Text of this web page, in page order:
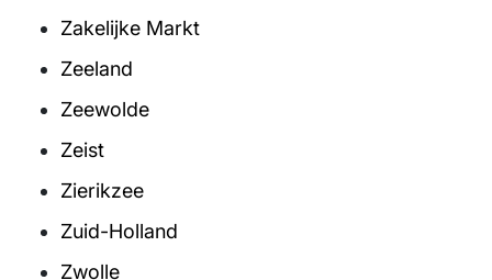
Zakelijke Markt
Zeeland
Zeewolde
Zeist
Zierikzee
Zuid-Holland
Zwolle